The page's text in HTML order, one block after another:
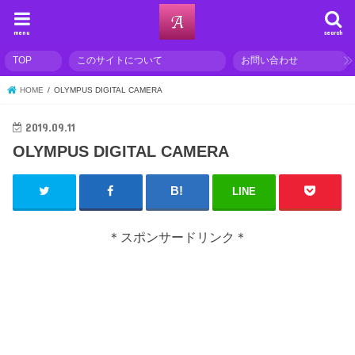
search
menu
TOP このサイトについて お問い合わせ
HOME OLYMPUS DIGITAL CAMERA
2019.09.11
OLYMPUS DIGITAL CAMERA
LINE
＊スポンサードリンク＊